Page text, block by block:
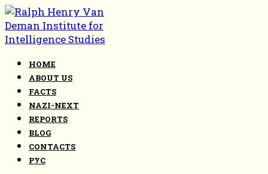
Skip
to
content
HOME
ABOUT US
FACTS
NAZI-NEXT
REPORTS
BLOG
CONTACTS
РУС